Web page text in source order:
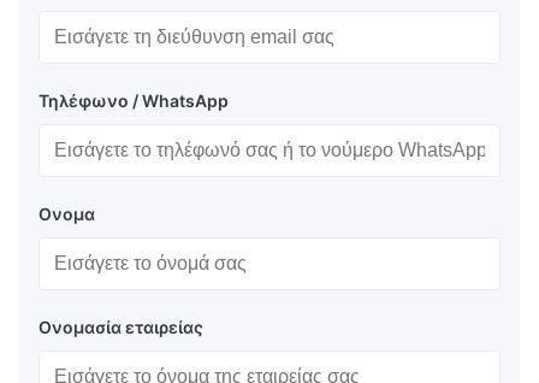
Τηλέφωνο / WhatsApp
Ονομα
Ονομασία εταιρείας